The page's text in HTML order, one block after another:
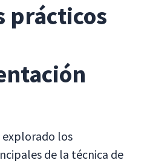
prácticos
explorado los
de la técnica de